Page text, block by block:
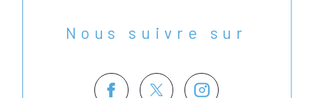
Nous suivre sur